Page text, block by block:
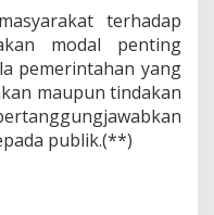
terhadap
modal penting
pemerintahan yang
maupun tindakan
publik.(**)